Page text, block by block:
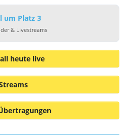
um Platz 3
& Livestreams
heute live